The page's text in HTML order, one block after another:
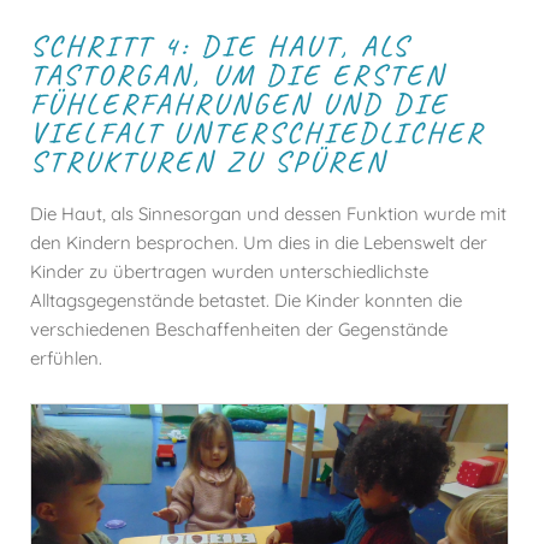
SCHRITT 4: DIE HAUT, ALS
TASTORGAN, UM DIE ERSTEN
FÜHLERFAHRUNGEN UND DIE
VIELFALT UNTERSCHIEDLICHER
STRUKTUREN ZU SPÜREN
Die Haut, als Sinnesorgan und dessen Funktion wurde mit
den Kindern besprochen. Um dies in die Lebenswelt der
Kinder zu übertragen wurden unterschiedlichste
Alltagsgegenstände betastet. Die Kinder konnten die
verschiedenen Beschaffenheiten der Gegenstände
erfühlen.